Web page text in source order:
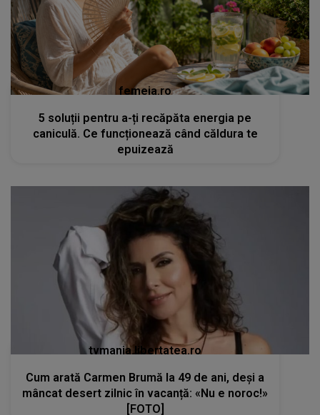
femeia.ro
5 soluții pentru a-ți recăpăta energia pe
caniculă. Ce funcționează când căldura te
epuizează
tvmania.libertatea.ro
Cum arată Carmen Brumă la 49 de ani, deși a
mâncat desert zilnic în vacanță: «Nu e noroc!»
[FOTO]